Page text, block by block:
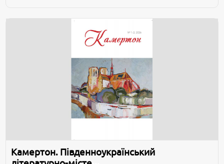
Камертон. Південноукраїнський